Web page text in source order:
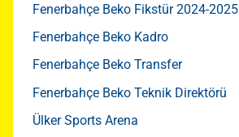
Fenerbahçe Beko Fikstür 2024-2025
Fenerbahçe Beko Kadro
Fenerbahçe Beko Transfer
Fenerbahçe Beko Teknik Direktörü
Ülker Sports Arena